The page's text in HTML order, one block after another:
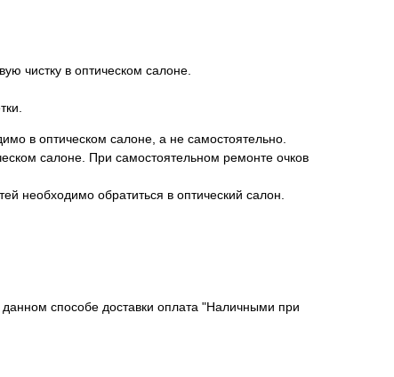
чистку в оптическом салоне.
в оптическом салоне, а не самостоятельно.
салоне. При самостоятельном ремонте очков
необходимо обратиться в оптический салон.
способе доставки оплата "Наличными при